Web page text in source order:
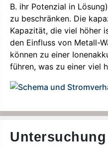
B. ihr Potenzial in
zu beschränken. Die
Kapazität, die viel höher
den Einfluss von Metall-
können zu einer
führen, was zu einer viel